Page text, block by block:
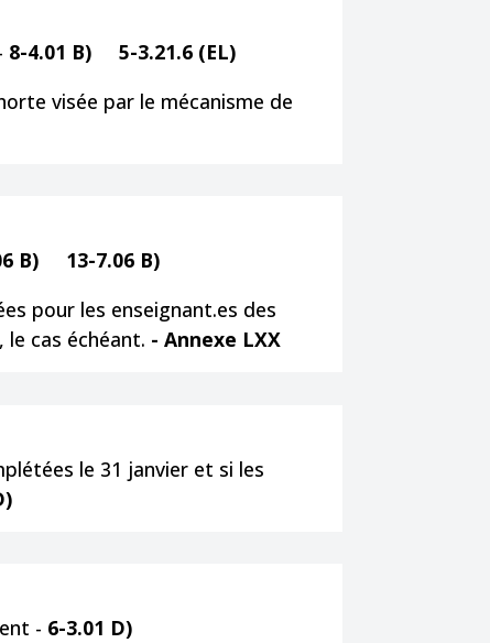
8-4.01 B) 5-3.21.6 (EL)
visée par le mécanisme de
B) 13-7.06 B)
pour les enseignant.es des
le cas échéant. - Annexe LXX
le 31 janvier et si les
- 6-3.01 D)